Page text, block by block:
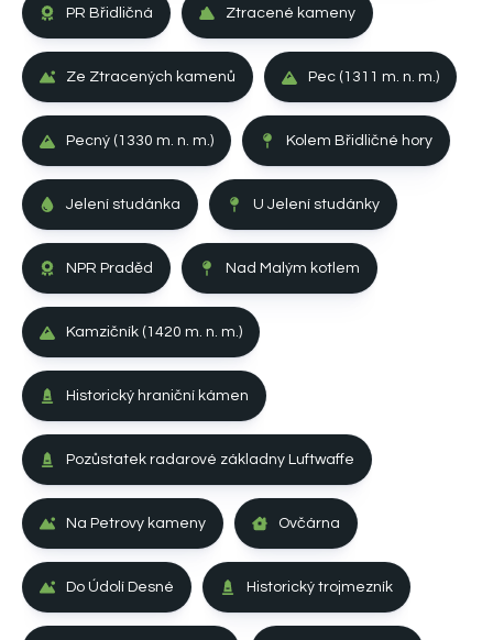
PR Břidličná Ztracené kameny
Ze Ztracených kamenů Pec (1311 m. n. m.)
Pecný (1330 m. n. m.) Kolem Břidličné hory
Jelení studánka U Jelení studánky
NPR Praděd Nad Malým kotlem
Kamzičník (1420 m. n. m.)
Historický hraniční kámen
Pozůstatek radarové základny Luftwaffe
Na Petrovy kameny Ovčárna
Do Údolí Desné Historický trojmezník